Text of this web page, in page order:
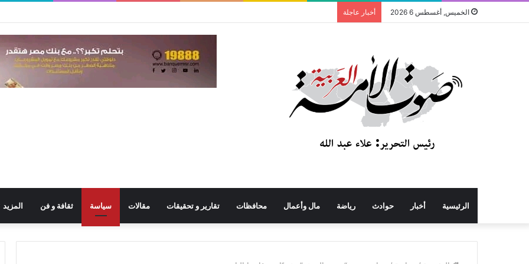
الخميس, أغسطس 6 2026 أخبار عاجلة
الرئيسية أخبار حوادث رياضة مال وأعمال محافظات تقارير و تحقيقات مقالات سياسة ثقافة و فن المزيد